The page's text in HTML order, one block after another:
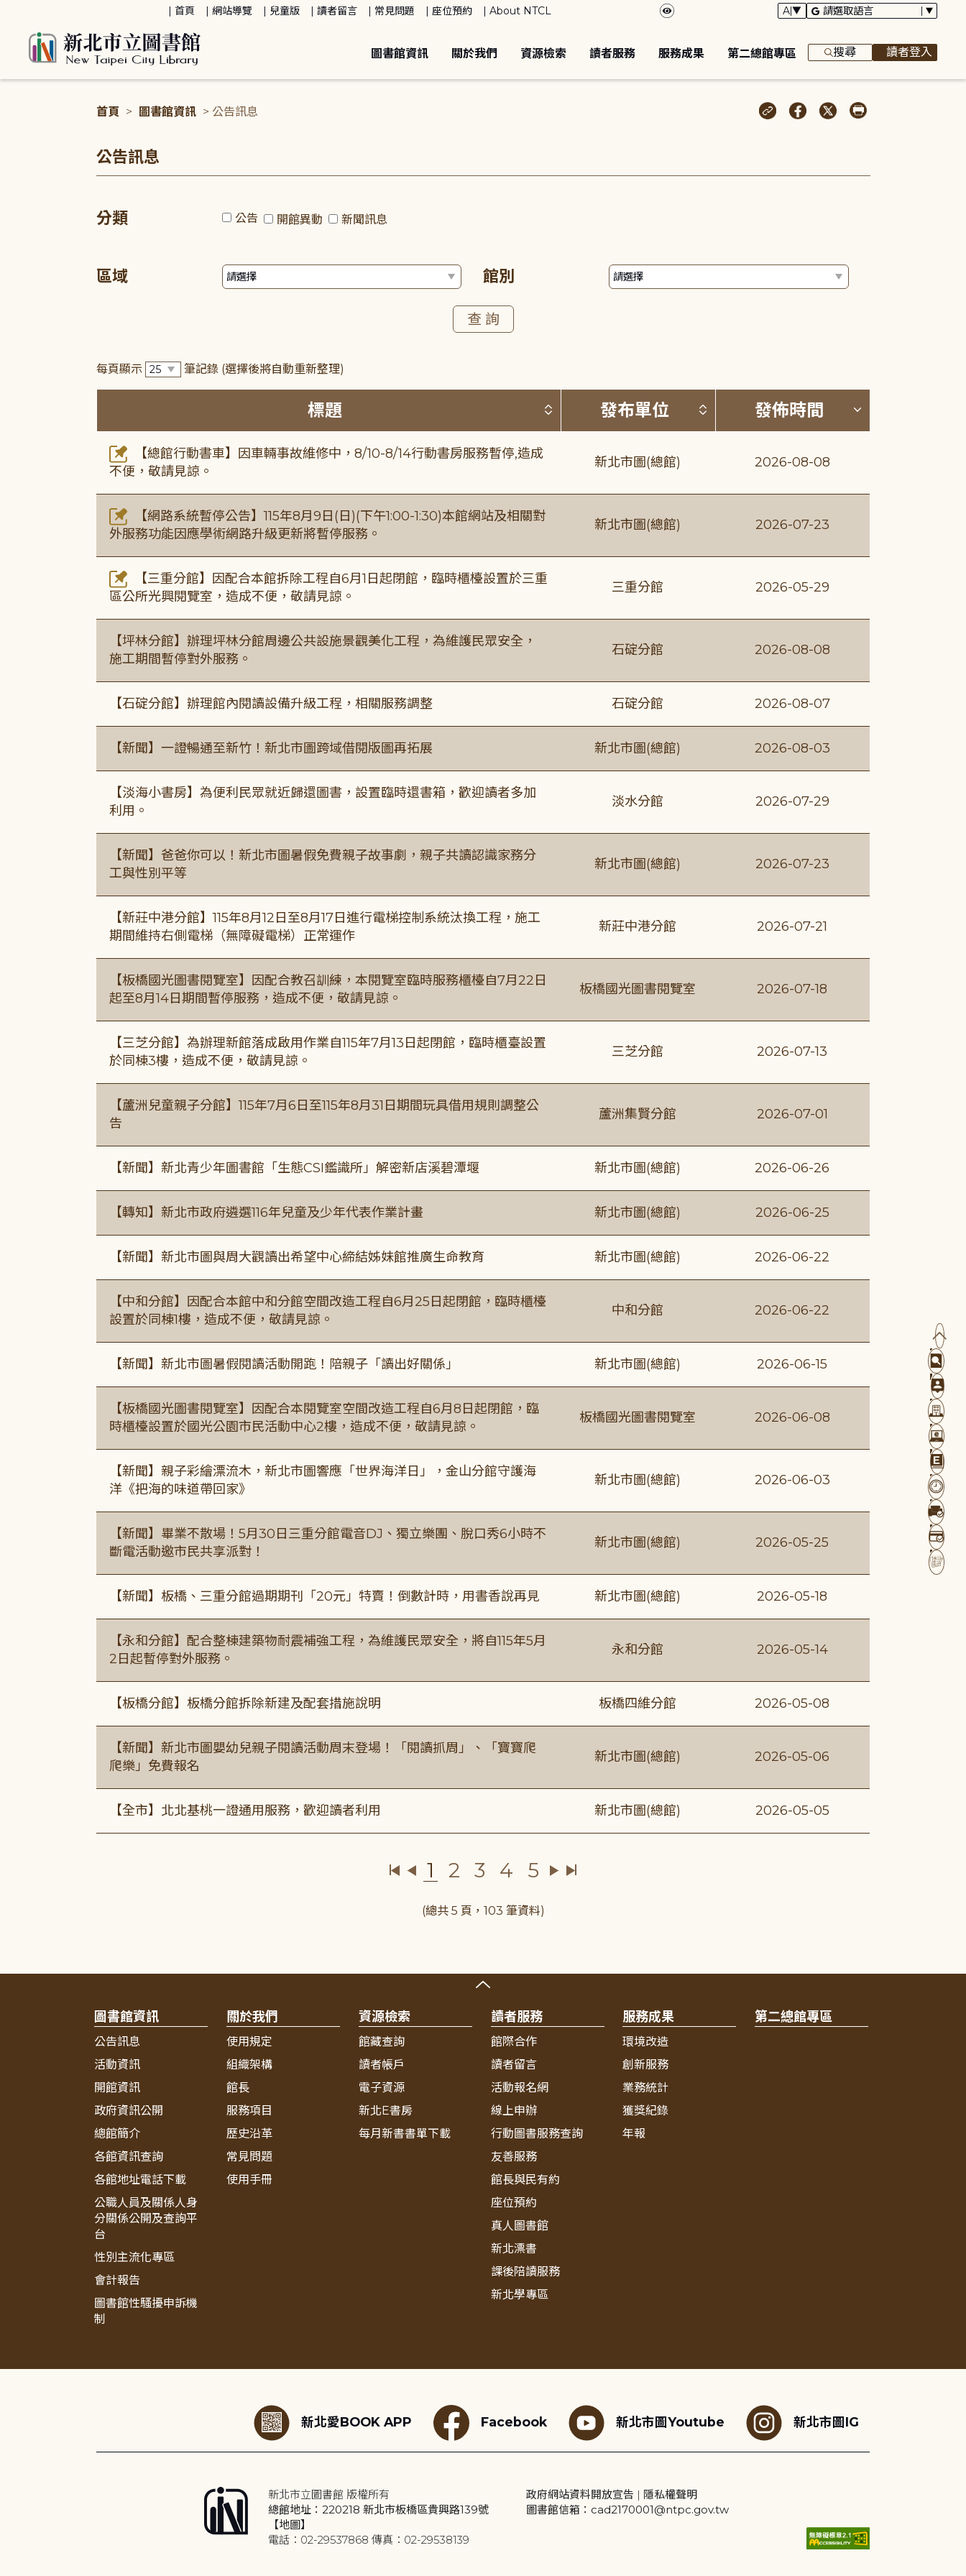
首頁 網站導覽 兒童版 讀者留言 常見問題 座位預約 About NTCL
圖書館資訊 關於我們 資源檢索 讀者服務 服務成果 第二總館專區 搜尋 讀者登入
首頁 > 圖書館資訊 > 公告訊息
公告訊息
分類 公告 開館異動 新聞訊息
區域 館別
每頁顯示 筆記錄 (選擇後將自動重新整理)
標題 按標題排序 (升降冪)
發布單位 按發布單位排序 (升降冪)
發佈時間 按發佈時間
【總館行動書車】因車輛事故維修中，8/10-8/14行動書房服務暫停,造成
不便，敬請見諒。
新北市圖(總館) 2026-08-08
【網路系統暫停公告】115年8月9日(日)(下午1:00-1:30)本館網站及相關對
外服務功能因應學術網路升級更新將暫停服務。
新北市圖(總館) 2026-07-23
【三重分館】因配合本館拆除工程自6月1日起閉館，臨時櫃檯設置於三重
區公所光興閱覽室，造成不便，敬請見諒。
三重分館 2026-05-29
【坪林分館】辦理坪林分館周邊公共設施景觀美化工程，為維護民眾安全，
施工期間暫停對外服務。
石碇分館 2026-08-08
【石碇分館】辦理館內閱讀設備升級工程，相關服務調整 石碇分館 2026-08-07
【新聞】一證暢通至新竹！新北市圖跨域借閱版圖再拓展 新北市圖(總館) 2026-08-03
【淡海小書房】為便利民眾就近歸還圖書，設置臨時還書箱，歡迎讀者多加
利用。
淡水分館 2026-07-29
【新聞】爸爸你可以！新北市圖暑假免費親子故事劇，親子共讀認識家務分
工與性別平等
新北市圖(總館) 2026-07-23
【新莊中港分館】115年8月12日至8月17日進行電梯控制系統汰換工程，施工
期間維持右側電梯（無障礙電梯）正常運作
新莊中港分館 2026-07-21
【板橋國光圖書閱覽室】因配合教召訓練，本閱覽室臨時服務櫃檯自7月22日
起至8月14日期間暫停服務，造成不便，敬請見諒。
板橋國光圖書閱覽室 2026-07-18
【三芝分館】為辦理新館落成啟用作業自115年7月13日起閉館，臨時櫃臺設置
於同棟3樓，造成不便，敬請見諒。
三芝分館 2026-07-13
【蘆洲兒童親子分館】115年7月6日至115年8月31日期間玩具借用規則調整公
告
蘆洲集賢分館 2026-07-01
【新聞】新北青少年圖書館「生態CSI鑑識所」解密新店溪碧潭堰 新北市圖(總館) 2026-06-26
【轉知】新北市政府遴選116年兒童及少年代表作業計畫 新北市圖(總館) 2026-06-25
【新聞】新北市圖與周大觀讀出希望中心締結姊妹館推廣生命教育 新北市圖(總館) 2026-06-22
【中和分館】因配合本館中和分館空間改造工程自6月25日起閉館，臨時櫃檯
設置於同棟1樓，造成不便，敬請見諒。
中和分館 2026-06-22
【新聞】新北市圖暑假閱讀活動開跑！陪親子「讀出好關係」 新北市圖(總館) 2026-06-15
【板橋國光圖書閱覽室】因配合本閱覽室空間改造工程自6月8日起閉館，臨
時櫃檯設置於國光公園市民活動中心2樓，造成不便，敬請見諒。
板橋國光圖書閱覽室 2026-06-08
【新聞】親子彩繪漂流木，新北市圖響應「世界海洋日」，金山分館守護海
洋《把海的味道帶回家》
新北市圖(總館) 2026-06-03
【新聞】畢業不散場！5月30日三重分館電音DJ、獨立樂團、脫口秀6小時不
斷電活動邀市民共享派對！
新北市圖(總館) 2026-05-25
【新聞】板橋、三重分館過期期刊「20元」特賣！倒數計時，用書香說再見 新北市圖(總館) 2026-05-18
【永和分館】配合整棟建築物耐震補強工程，為維護民眾安全，將自115年5月
2日起暫停對外服務。
永和分館 2026-05-14
【板橋分館】板橋分館拆除新建及配套措施說明 板橋四維分館 2026-05-08
【新聞】新北市圖嬰幼兒親子閱讀活動周末登場！「閱讀抓周」、「寶寶爬
爬樂」免費報名
新北市圖(總館) 2026-05-06
【全市】北北基桃一證通用服務，歡迎讀者利用 新北市圖(總館) 2026-05-05
1 2 3 4 5
(總共 5 頁，103 筆資料)
圖書館資訊
公告訊息
活動資訊
開館資訊
政府資訊公開
總館簡介
各館資訊查詢
各館地址電話下載
公職人員及關係人身
分關係公開及查詢平
台
性別主流化專區
會計報告
圖書館性騷擾申訴機
制
關於我們
使用規定
組織架構
館長
服務項目
歷史沿革
常見問題
使用手冊
資源檢索
館藏查詢
讀者帳戶
電子資源
新北E書房
每月新書書單下載
讀者服務
館際合作
讀者留言
活動報名網
線上申辦
行動圖書服務查詢
友善服務
館長與民有約
座位預約
真人圖書館
新北漂書
課後陪讀服務
新北學專區
服務成果
環境改造
創新服務
業務統計
獲獎紀錄
年報
第二總館專區
新北愛BOOK APP Facebook 新北市圖Youtube 新北市圖IG
新北市立圖書館 版權所有
總館地址：220218 新北市板橋區貴興路139號
【地圖】
電話：02-29537868 傳真：02-29538139
政府網站資料開放宣告 | 隱私權聲明
圖書館信箱：cad2170001@ntpc.gov.tw